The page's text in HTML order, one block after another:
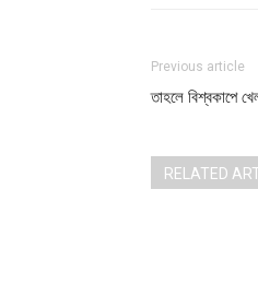
Previous article
তাহলে বিশ্বকাপে
RELATED